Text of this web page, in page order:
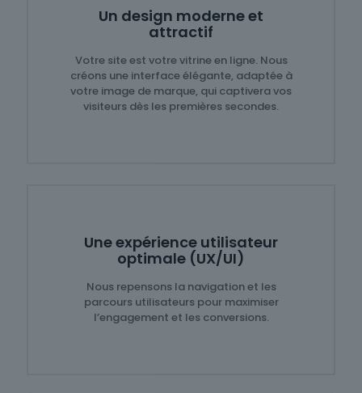
Un design moderne et
attractif
Votre site est votre vitrine en ligne. Nous
créons une interface élégante, adaptée à
votre image de marque, qui captivera vos
visiteurs dès les premières secondes.
Une expérience utilisateur
optimale (UX/UI)
Nous repensons la navigation et les
parcours utilisateurs pour maximiser
l’engagement et les conversions.